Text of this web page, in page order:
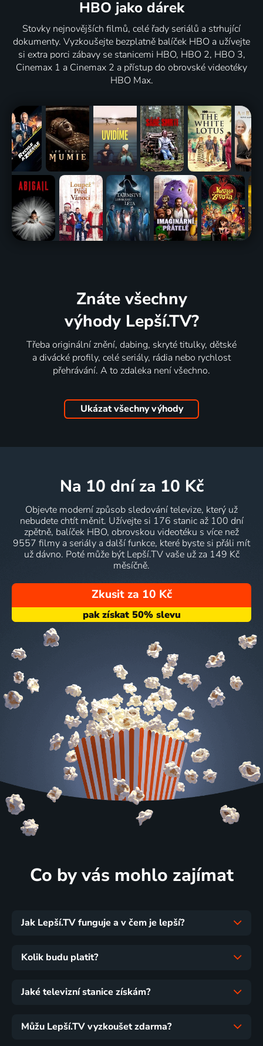
HBO jako dárek
Stovky nejnovějších filmů, celé řady seriálů a strhující
dokumenty. Vyzkoušejte bezplatně balíček HBO a užívejte
si extra porci zábavy se stanicemi HBO, HBO 2, HBO 3,
Cinemax 1 a Cinemax 2 a přístup do obrovské videotéky
HBO Max.
Znáte všechny
výhody Lepší.TV?
Třeba originální znění, dabing, skryté titulky, dětské
a divácké profily, celé seriály, rádia nebo rychlost
přehrávání. A to zdaleka není všechno.
Ukázat všechny výhody
na 10 dní za 10 Kč
Objevte moderní způsob sledování televize, který už
nebudete chtít měnit. Užívejte si 176 stanic až 100 dní
zpětně, balíček HBO, obrovskou videotéku s více než
9557 filmy a seriály a další funkce, které byste si přáli mít
už dávno. Poté může být Lepší.TV vaše už za 149 Kč
měsíčně.
Zkusit za 10 Kč
Co by vás mohlo zajímat
Jak Lepší.TV funguje a v čem je lepší?
Kolik budu platit?
Jaké televizní stanice získám?
Můžu Lepší.TV vyzkoušet zdarma?